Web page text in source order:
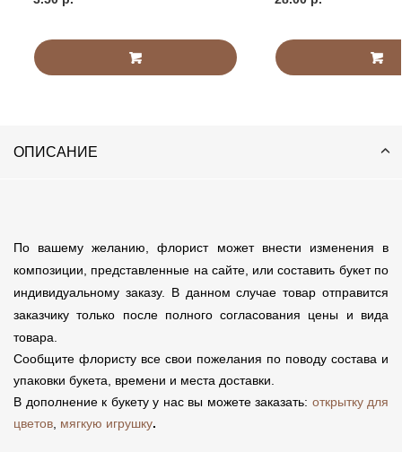
ОПИСАНИЕ
По вашему желанию, флорист может внести изменения в
композиции, представленные на сайте, или составить букет по
индивидуальному заказу. В данном случае товар отправится
заказчику только после полного согласования цены и вида
товара.
Сообщите флористу все свои пожелания по поводу состава и
упаковки букета, времени и места доставки.
В дополнение к букету у нас вы можете заказать: открытку для
цветов мягкую игрушку.